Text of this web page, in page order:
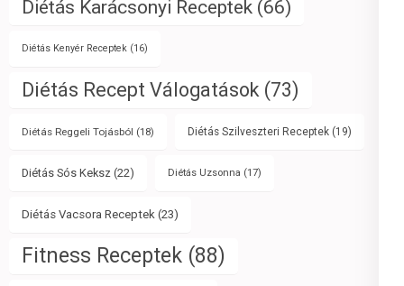
Diétás Karácsonyi Receptek (66)
Diétás Kenyér Receptek (16)
Diétás Recept Válogatások (73)
Diétás Reggeli Tojásból (18) Diétás Szilveszteri Receptek (19)
Diétás Sós Keksz (22) Diétás Uzsonna (17)
Diétás Vacsora Receptek (23)
Fitness Receptek (88)